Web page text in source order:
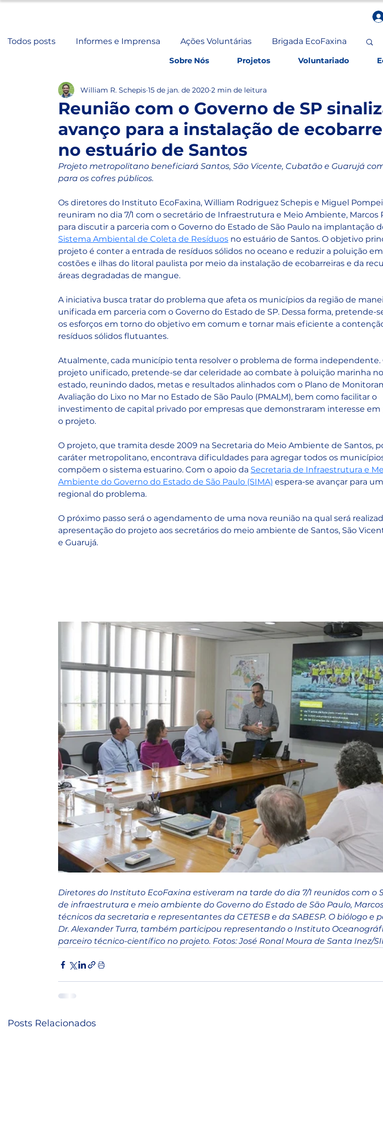
Sobre Nós Projetos Voluntariado
Todos posts Informes e Imprensa Ações Voluntárias Brigada EcoFaxina
Reunião com o Governo de SP
avanço para a instalação de
no estuário de Santos
William R. Schepis 15 de jan. de 2020 2 min de leitura
Projeto metropolitano beneficiará Santos, São Vicente, Cubatão e Guarujá
para os cofres públicos.
Os diretores do Instituto EcoFaxina, William Rodriguez Schepis e Miguel
reuniram no dia 7/1 com o secretário de Infraestrutura e Meio Ambiente, Marcos
para discutir a parceria com o Governo do Estado de São Paulo na implantação
Sistema Ambiental de Coleta de Resíduos no estuário de Santos. O objetivo
projeto é conter a entrada de resíduos sólidos no oceano e reduzir a poluição
costões e ilhas do litoral paulista por meio da instalação de ecobarreiras e da
áreas degradadas de mangue.
A iniciativa busca tratar do problema que afeta os municípios da região de
unificada em parceria com o Governo do Estado de SP. Dessa forma, pretende-
os esforços em torno do objetivo em comum e tornar mais eficiente a
resíduos sólidos flutuantes.
Atualmente, cada município tenta resolver o problema de forma independente.
projeto unificado, pretende-se dar celeridade ao combate à poluição marinha
estado, reunindo dados, metas e resultados alinhados com o Plano de
Avaliação do Lixo no Mar no Estado de São Paulo (PMALM), bem como facilitar o
investimento de capital privado por empresas que demonstraram interesse em
o projeto.
O projeto, que tramita desde 2009 na Secretaria do Meio Ambiente de Santos,
caráter metropolitano, encontrava dificuldades para agregar todos os
compõem o sistema estuarino. Com o apoio da Secretaria de Infraestrutura e
Ambiente do Governo do Estado de São Paulo (SIMA) espera-se avançar para
regional do problema.
O próximo passo será o agendamento de uma nova reunião na qual será
apresentação do projeto aos secretários do meio ambiente de Santos, São
e Guarujá.
Diretores do Instituto EcoFaxina estiveram na tarde do dia 7/1 reunidos com o
de infraestrutura e meio ambiente do Governo do Estado de São Paulo,
técnicos da secretaria e representantes da CETESB e da SABESP. O biólogo e
Dr. Alexander Turra, também participou representando o Instituto
parceiro técnico-científico no projeto. Fotos: José Ronal Moura de Santa Inez/
Posts Relacionados